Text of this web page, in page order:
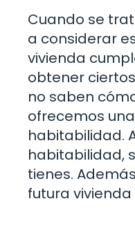
Cuando se
a considerar
vivienda
obtener
no saben
ofrecemos
habitabilidad.
habitabilidad,
tienes.
futura